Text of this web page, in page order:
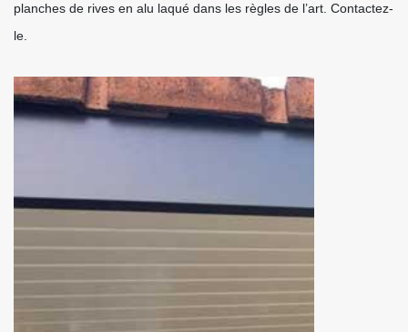
planches de rives en alu laqué dans les règles de l’art. Contactez-
le.